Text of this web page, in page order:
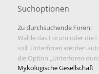
Suchoptionen
Zu durchsuchende Foren:
Wähle das Forum oder die
soll. Unterforen werden
die Option „Unterforen